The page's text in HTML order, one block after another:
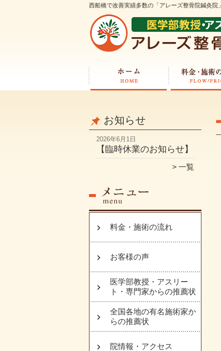
西船橋で改善実績多数の「アレーズ整骨院鍼灸院」
お知らせ
2026年6月1日
【臨時休業のお知らせ】
一覧
料金・施術の流れ
お客様の声
医学部教授・アスリー
ト・専門家からの推薦状
全国各地の有名施術家か
らの推薦状
院情報・アクセス